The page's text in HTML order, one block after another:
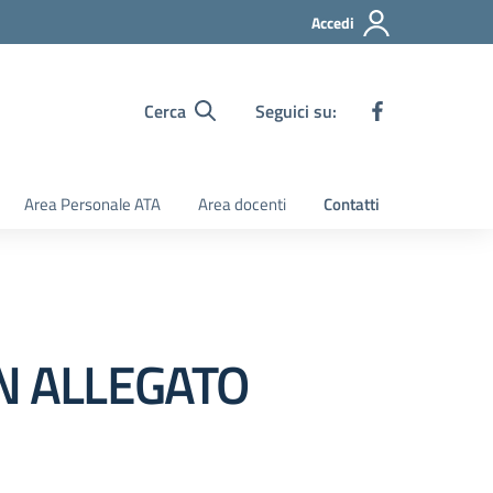
Accedi
Cerca Seguici su:
Area Personale ATA Area docenti Contatti
ALLEGATO